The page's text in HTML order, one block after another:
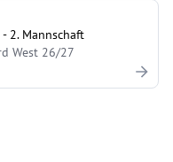
- 2. Mannschaft
West 26/27